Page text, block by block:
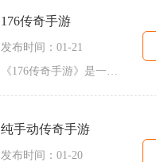
176传奇手游
发布时间：01-21
《176传奇手游》是一款经典的2D传奇游戏，以角色扮演为主题，吸引了万人在线的玩家互动。游戏中有多种职业可供选择，每个职业都有其独特的技能和特点。游戏中还有丰富的装备系统
纯手动传奇手游
发布时间：01-20